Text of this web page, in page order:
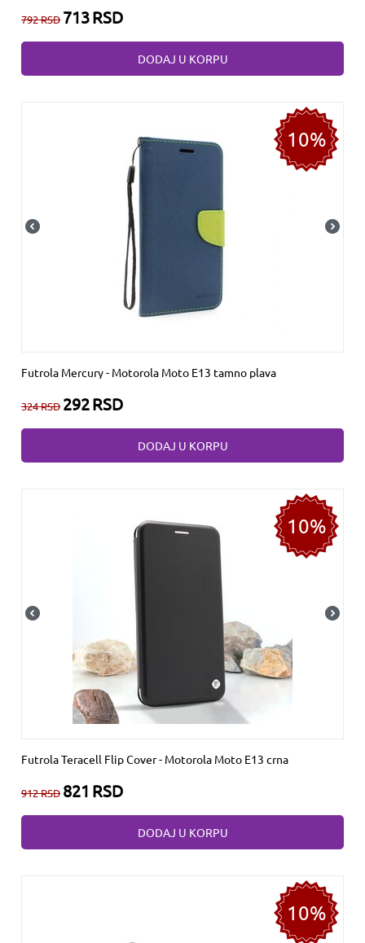
792RSD 713RSD
DODAJ U KORPU
10%
Futrola Mercury - Motorola Moto E13 tamno plava
324RSD 292RSD
DODAJ U KORPU
10%
Futrola Teracell Flip Cover - Motorola Moto E13 crna
912RSD 821 RSD
DODAJ U KORPU
10%